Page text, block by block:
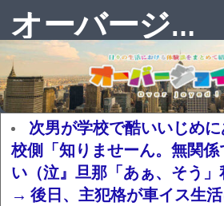
オーバージョイド！
次男が学校で酷いいじめ
校側「知りませーん。無関
い（泣』旦那「あぁ、そう」
→ 後日、主犯格が車イス生